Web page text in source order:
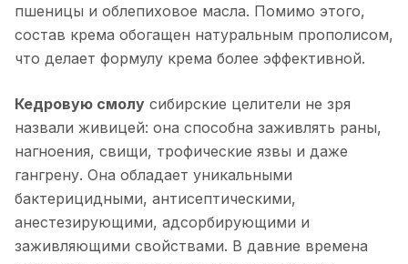
пшеницы и облепиховое масла. Помимо этого,
состав крема обогащен натуральным прополисом,
что делает формулу крема более эффективной.
Кедровую смолу сибирские целители не зря
назвали живицей: она способна заживлять раны,
нагноения, свищи, трофические язвы и даже
гангрену. Она обладает уникальными
бактерицидными, антисептическими,
анестезирующими, адсорбирующими и
заживляющими свойствами. В давние времена